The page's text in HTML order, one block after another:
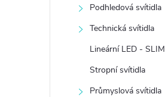
Podhledová svítidla
Technická svítidla
Lineární LED - SLIM
Stropní svítidla
Průmyslová svítidla